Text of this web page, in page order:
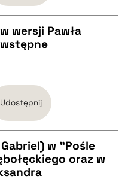
wersji Pawła
Udostępnij
w "Pośle
oraz w